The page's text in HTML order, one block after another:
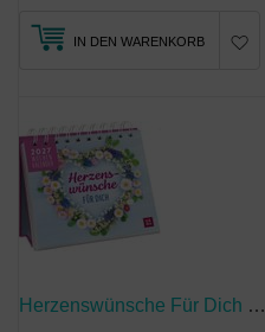
IN DEN WARENKORB
Herzenswünsche Für Dich 2027